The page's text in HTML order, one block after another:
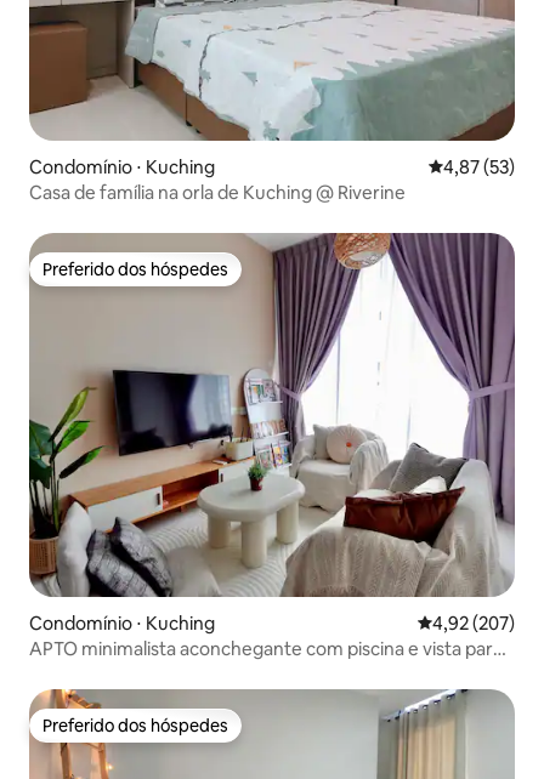
Condomínio ⋅ Kuching 4,87 de uma
4,87 (53)
Casa de família na orla de Kuching @ Riverine
Preferido dos hóspedes
Preferido dos hóspedes
Condomínio ⋅ Kuching 4,92 de uma
4,92 (207)
APTO minimalista aconchegante com piscina e vista para
Preferido dos hóspedes
Preferido dos hóspedes